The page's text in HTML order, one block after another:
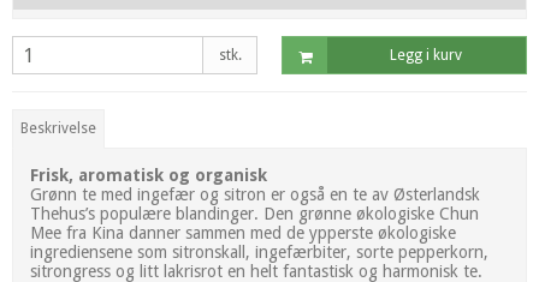
stk. Legg i kurv
Beskrivelse
Frisk, aromatisk og organisk
Grønn te med ingefær og sitron er også en te av Østerlandsk
Thehus’s populære blandinger. Den grønne økologiske Chun
Mee fra Kina danner sammen med de ypperste økologiske
ingrediensene som sitronskall, ingefærbiter, sorte pepperkorn,
sitrongress og litt lakrisrot en helt fantastisk og harmonisk te.